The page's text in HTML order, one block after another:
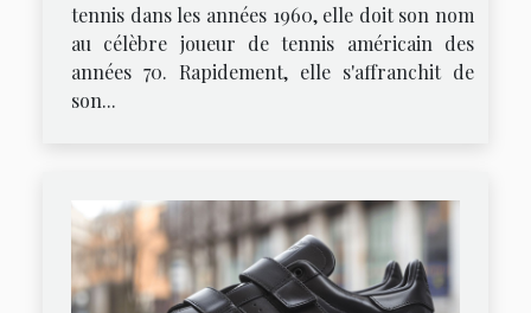
tennis dans les années 1960, elle doit son nom
au célèbre joueur de tennis américain des
années 70. Rapidement, elle s'affranchit de
son...